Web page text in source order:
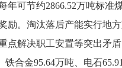
年可节约2866.52万吨标
励。淘汰落后产能实行地
点解决职工安置等突出矛盾
铁合金95.64万吨、电石